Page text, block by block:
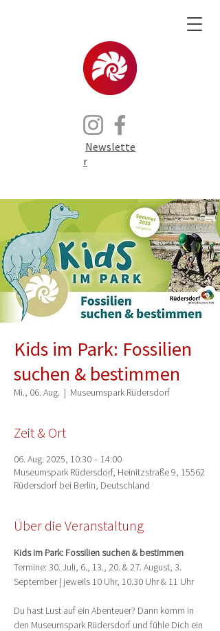
Newslette
r
Kids im Park: Fossilien
suchen & bestimmen
Mi., 06. Aug.
  |
Museumspark Rüdersdorf
Zeit & Ort
06. Aug. 2025, 10:30 – 14:00
Museumspark Rüdersdorf, Heinitzstraße 9, 15562
Rüdersdorf bei Berlin, Deutschland
Über die Veranstaltung
Kids im Park: Fossilien suchen & bestimmen
Termine: 30. Juli, 6., 13., 20. & 27. August, 3.
September | jeweils 10 Uhr, 10.30 Uhr & 11 Uhr
Du hast Lust auf ein Abenteuer? Dann komm in
den Museumspark Rüdersdorf und fühle Dich ein